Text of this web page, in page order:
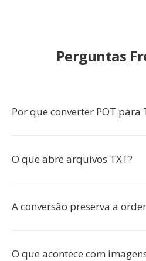
Perguntas
Por que converter POT para
O que abre arquivos TXT?
A conversão preserva a
O que acontece com